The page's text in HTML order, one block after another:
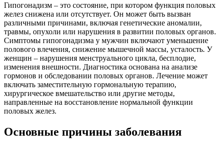
Гипогонадизм – это состояние, при котором функция половых
желез снижена или отсутствует. Он может быть вызван
различными причинами, включая генетические аномалии,
травмы, опухоли или нарушения в развитии половых органов.
Симптомы гипогонадизма у мужчин включают уменьшение
полового влечения, снижение мышечной массы, усталость. У
женщин – нарушения менструального цикла, бесплодие,
изменения внешности. Диагностика основана на анализе
гормонов и обследовании половых органов. Лечение может
включать заместительную гормональную терапию,
хирургическое вмешательство или другие методы,
направленные на восстановление нормальной функции
половых желез.
Основные причины заболевания